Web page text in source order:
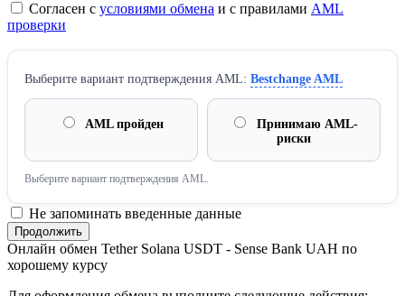
Согласен с условиями обмена и с правилами AML
проверки
Выберите вариант подтверждения AML: Bestchange AML
AML пройден
Принимаю AML-
риски
Выберите вариант подтверждения AML.
Не запоминать введенные данные
Онлайн обмен Tether Solana USDT - Sense Bank UAH по
хорошему курсу